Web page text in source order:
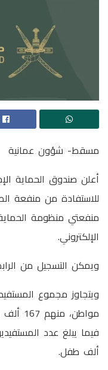
مسقط- شؤون عمانية
أعلن صندوق الحماية
للاستفادة من منفعة
منفعتي منظومة
الإلكتروني.
ويمكن التسجيل من
ألف طفل.